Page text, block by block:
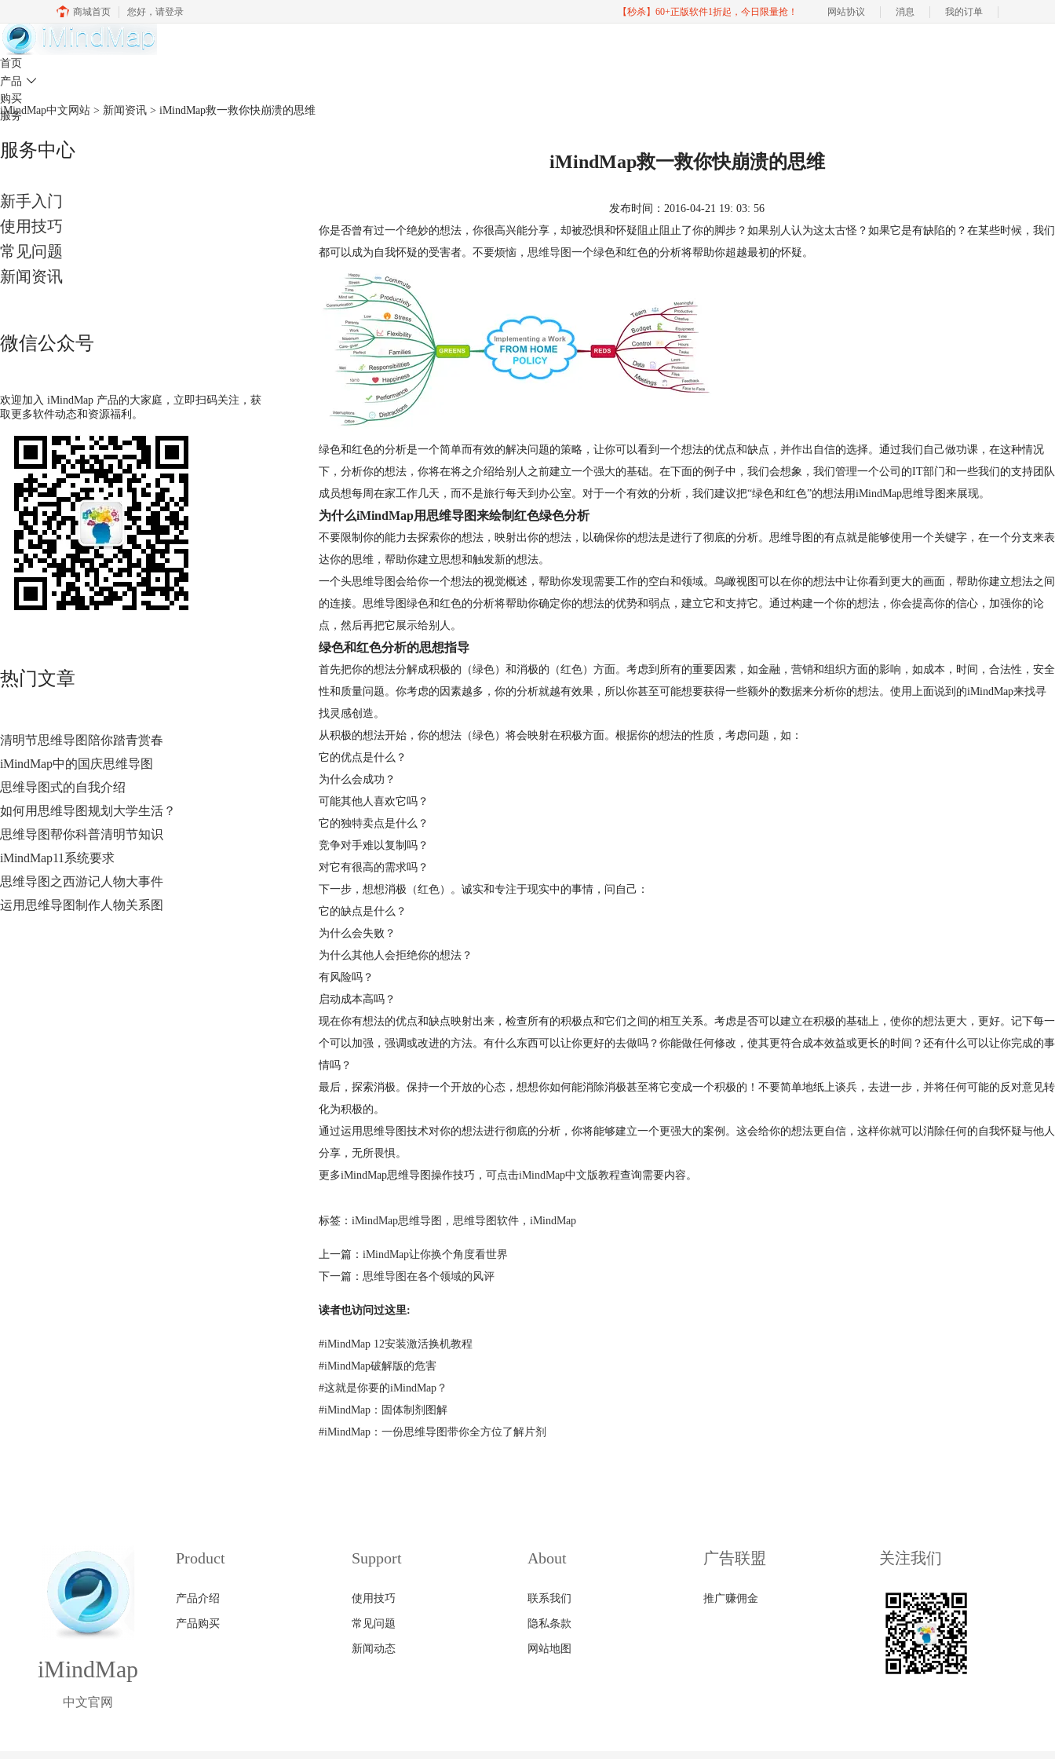
商城首页 您好， 请登录 【秒杀】60+正版软件1折起，今日限量抢！ 网站协议 消息 我的订单
首页
产品 
购买
服务
iMindMap中文网站 > 新闻资讯 > iMindMap救一救你快崩溃的思维
服务中心
新手入门
使用技巧
常见问题
新闻资讯
微信公众号
欢迎加入 iMindMap 产品的大家庭，立即扫码关注，获
取更多软件动态和资源福利。
热门文章
清明节思维导图陪你踏青赏春
iMindMap中的国庆思维导图
思维导图式的自我介绍
如何用思维导图规划大学生活？
思维导图帮你科普清明节知识
iMindMap11系统要求
思维导图之西游记人物大事件
运用思维导图制作人物关系图
iMindMap救一救你快崩溃的思维
发布时间：2016-04-21 19: 03: 56
你是否曾有过一个绝妙的想法，你很高兴能分享，却被恐惧和怀疑阻止阻止了你的脚步？如果别人认为这太古怪？如果它是有缺陷的？在某些时候，我们
都可以成为自我怀疑的受害者。不要烦恼， 思维导图 一个绿色和红色的分析将帮助你超越最初的怀疑。
绿色和红色的分析是一个简单而有效的解决问题的策略，让你可以看到一个想法的优点和缺点，并作出自信的选择。通过我们自己做功课，在这种情况
下，分析你的想法，你将在将之介绍给别人之前建立一个强大的基础。在下面的例子中，我们会想象，我们管理一个公司的IT部门和一些我们的支持团队
成员想每周在家工作几天，而不是旅行每天到办公室。对于一个有效的分析，我们建议把“绿色和红色”的想法用iMindMap思维导图来展现。
为什么iMindMap用思维导图来绘制红色绿色分析
不要限制你的能力去探索你的想法，映射出你的想法，以确保你的想法是进行了彻底的分析。思维导图的有点就是能够使用一个关键字，在一个分支来表
达你的思维，帮助你建立思想和触发新的想法。
一个头思维导图会给你一个想法的视觉概述，帮助你发现需要工作的空白和领域。鸟瞰视图可以在你的想法中让你看到更大的画面，帮助你建立想法之间
的连接。思维导图绿色和红色的分析将帮助你确定你的想法的优势和弱点，建立它和支持它。通过构建一个你的想法，你会提高你的信心，加强你的论
点，然后再把它展示给别人。
绿色和红色分析的思想指导
首先把你的想法分解成积极的（绿色）和消极的（红色）方面。考虑到所有的重要因素，如金融，营销和组织方面的影响，如成本，时间，合法性，安全
性和质量问题。你考虑的因素越多，你的分析就越有效果，所以你甚至可能想要获得一些额外的数据来分析你的想法。使用上面说到的iMindMap来找寻
找灵感创造。
从积极的想法开始，你的想法（绿色）将会映射在积极方面。根据你的想法的性质，考虑问题，如：
它的优点是什么？
为什么会成功？
可能其他人喜欢它吗？
它的独特卖点是什么？
竞争对手难以复制吗？
对它有很高的需求吗？
下一步，想想消极（红色）。诚实和专注于现实中的事情，问自己：
它的缺点是什么？
为什么会失败？
为什么其他人会拒绝你的想法？
有风险吗？
启动成本高吗？
现在你有想法的优点和缺点映射出来，检查所有的积极点和它们之间的相互关系。考虑是否可以建立在积极的基础上，使你的想法更大，更好。记下每一
个可以加强，强调或改进的方法。有什么东西可以让你更好的去做吗？你能做任何修改，使其更符合成本效益或更长的时间？还有什么可以让你完成的事
情吗？
最后，探索消极。保持一个开放的心态，想想你如何能消除消极甚至将它变成一个积极的！不要简单地纸上谈兵，去进一步，并将任何可能的反对意见转
化为积极的。
通过运用思维导图技术对你的想法进行彻底的分析，你将能够建立一个更强大的案例。这会给你的想法更自信，这样你就可以消除任何的自我怀疑与他人
分享，无所畏惧。
更多iMindMap思维导图操作技巧，可点击iMindMap中文版教程查询需要内容。
标签： iMindMap思维导图 ， 思维导图软件 ， iMindMap
上一篇： iMindMap让你换个角度看世界
下一篇： 思维导图在各个领域的风评
读者也访问过这里:
#iMindMap 12安装激活换机教程
#iMindMap破解版的危害
#这就是你要的iMindMap？
#iMindMap：固体制剂图解
#iMindMap：一份思维导图带你全方位了解片剂
iMindMap
中文官网
Product
产品介绍
产品购买
Support
使用技巧
常见问题
新闻动态
About
联系我们
隐私条款
网站地图
广告联盟
推广赚佣金
关注我们